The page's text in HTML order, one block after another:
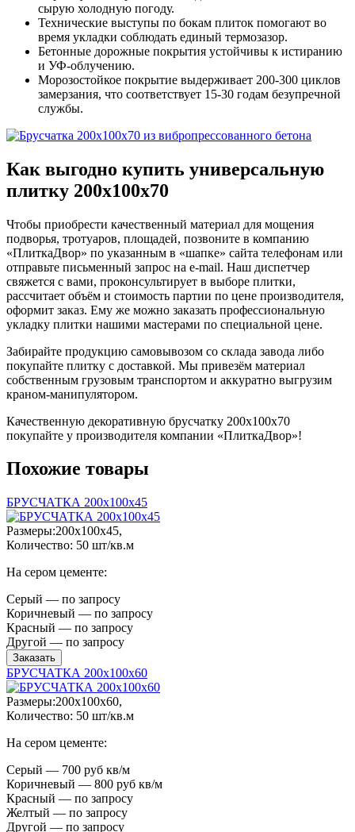
сырую холодную погоду.
Технические выступы по бокам плиток помогают во
время укладки соблюдать единый термозазор.
Бетонные дорожные покрытия устойчивы к истиранию
и УФ-облучению.
Морозостойкое покрытие выдерживает 200-300 циклов
замерзания, что соответствует 15-30 годам безупречной
службы.
Как выгодно купить универсальную
плитку 200х100х70
Чтобы приобрести качественный материал для мощения
подворья, тротуаров, площадей, позвоните в компанию
«ПлиткаДвор» по указанным в «шапке» сайта телефонам или
отправьте письменный запрос на e-mail. Наш диспетчер
свяжется с вами, проконсультирует в выборе плитки,
рассчитает объём и стоимость партии по цене производителя,
оформит заказ. Ему же можно заказать профессиональную
укладку плитки нашими мастерами по специальной цене.
Забирайте продукцию самовывозом со склада завода либо
покупайте плитку с доставкой. Мы привезём материал
собственным грузовым транспортом и аккуратно выгрузим
краном-манипулятором.
Качественную декоративную брусчатку 200х100х70
покупайте у производителя компании «ПлиткаДвор»!
Похожие товары
БРУСЧАТКА 200х100х45
Размеры:200х100х45,
Количество: 50 шт/кв.м
На сером цементе:
Серый — по запросу
Коричневый — по запросу
Красный — по запросу
Другой — по запросу
Заказать
БРУСЧАТКА 200х100х60
Размеры:200х100х60,
Количество: 50 шт/кв.м
На сером цементе:
Серый — 700 руб кв/м
Коричневый — 800 руб кв/м
Красный — по запросу
Желтый — по запросу
Другой — по запросу